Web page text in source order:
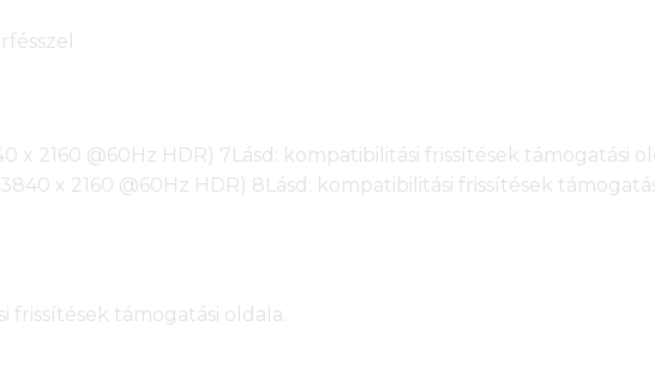
2160 @60Hz HDR) 7Lásd: kompatibilitási frissítések támogatási
x 2160 @60Hz HDR) 8Lásd: kompatibilitási frissítések
frissítések támogatási oldala.